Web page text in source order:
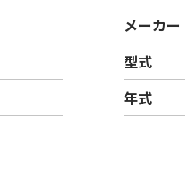
メーカー
型式
年式